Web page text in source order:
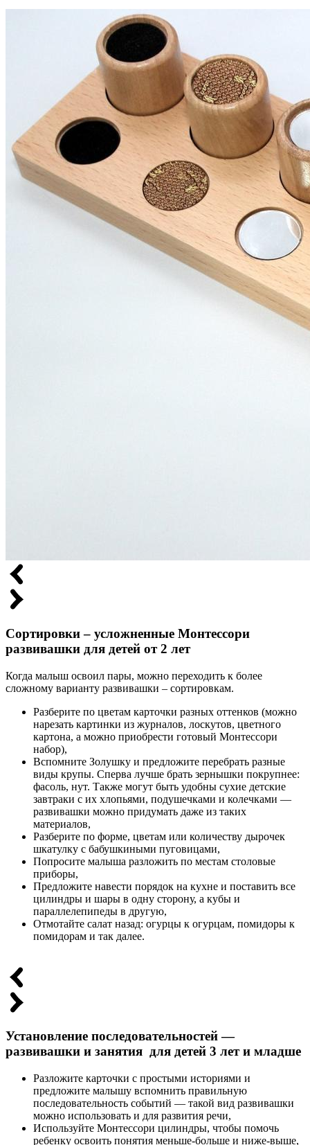
Сортировки – усложненные Монтессори
развивашки для детей от 2 лет
Когда малыш освоил пары, можно переходить к более
сложному варианту развивашки – сортировкам.
Разберите по цветам карточки разных оттенков (можно
нарезать картинки из журналов, лоскутов, цветного
картона, а можно приобрести готовый Монтессори
набор),
Вспомните Золушку и предложите перебрать разные
виды крупы. Сперва лучше брать зернышки покрупнее:
фасоль, нут. Также могут быть удобны сухие детские
завтраки с их хлопьями, подушечками и колечками —
развивашки можно придумать даже из таких
материалов,
Разберите по форме, цветам или количеству дырочек
шкатулку с бабушкиными пуговицами,
Попросите малыша разложить по местам столовые
приборы,
Предложите навести порядок на кухне и поставить все
цилиндры и шары в одну сторону, а кубы и
параллелепипеды в другую,
Отмотайте салат назад: огурцы к огурцам, помидоры к
помидорам и так далее.
Установление последовательностей —
развивашки и занятия для детей 3 лет и младше
Разложите карточки с простыми историями и
предложите малышу вспомнить правильную
последовательность событий — такой вид развивашки
можно использовать и для развития речи,
Используйте Монтессори цилиндры, чтобы помочь
ребенку освоить понятия меньше-больше и ниже-выше,